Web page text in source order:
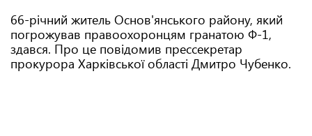
66-річний житель Основ'янського району, який
погрожував правоохоронцям гранатою Ф-1,
здався. Про це повідомив прессекретар
прокурора Харківської області Дмитро Чубенко.